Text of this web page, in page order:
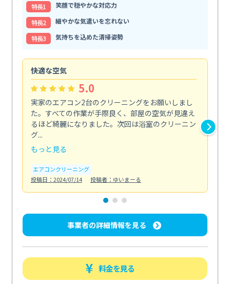
特⻑1
笑顔で穏やかな対応力
特⻑2
細やかな気遣いを忘れない
特⻑3
気持ちを込めた清掃姿勢
快適な空気
5.0
実家のエアコン2台のクリーニングをお願いしまし
た。すべての作業が手際良く、部屋の空気が見違え
るほど綺麗になりました。次回は浴室のクリーニン
グ...
もっと見る
エアコンクリーニング
投稿日：2024/07/14
投稿者：ゆいまーる
事業者の詳細情報を見る
料金を見る